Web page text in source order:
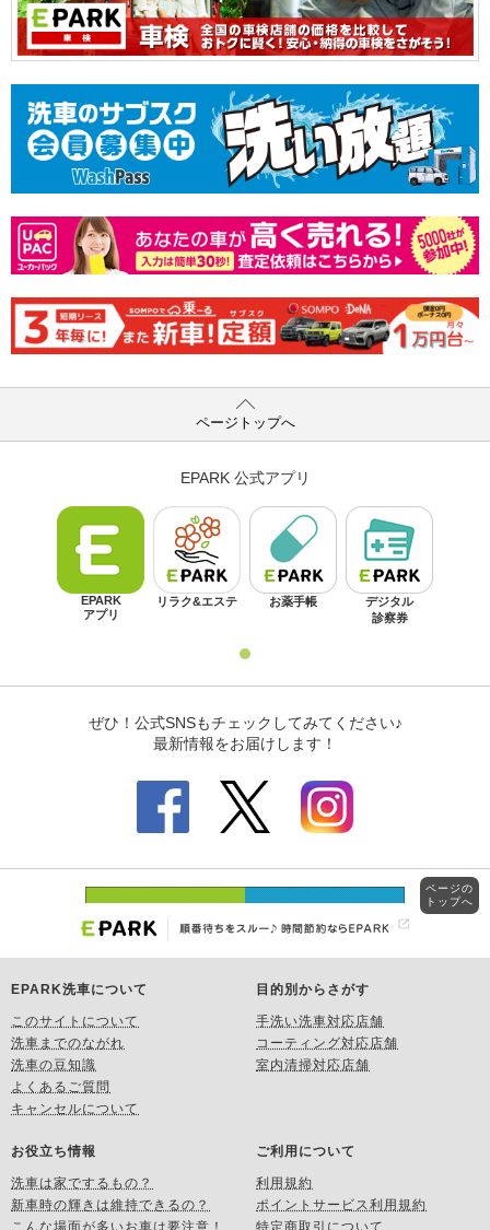
ページトップへ
EPARK洗車について
このサイトについて
洗車までのながれ
洗車の豆知識
よくあるご質問
キャンセルについて
目的別からさがす
手洗い洗車対応店舗
コーティング対応店舗
室内清掃対応店舗
お役立ち情報
洗車は家でするもの？
新車時の輝きは維持できるの？
ご利用について
利用規約
ポイントサービス利用規約
ページの
トップへ